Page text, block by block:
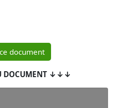
document
DOCUMENT ↓↓↓